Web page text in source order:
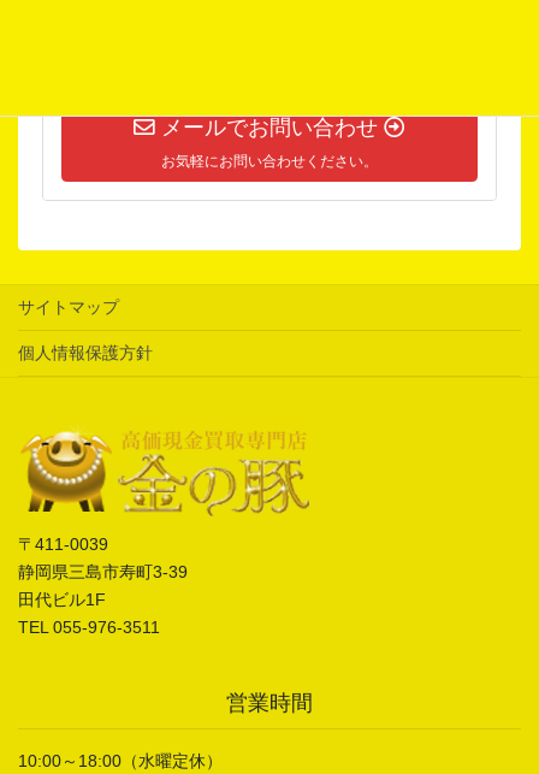
メールでお問い合わせ
お気軽にお問い合わせください。
サイトマップ
個人情報保護方針
〒411-0039
静岡県三島市寿町3-39
田代ビル1F
TEL 055-976-3511
営業時間
10:00～18:00（水曜定休）